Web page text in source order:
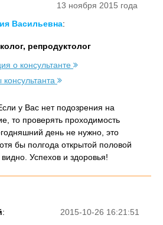
13 ноября 2015 года
Васильевна:
репродуктолог
о консультанте
консультанта
у Вас нет подозрения на
то проверять проходимость
день не нужно, это
бы полгода открытой половой
Успехов и здоровья!
2015-10-26 16:21:51
: